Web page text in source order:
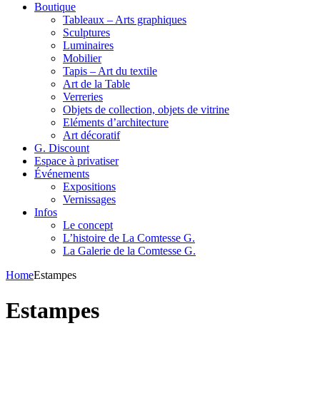
Boutique
Tableaux – Arts graphiques
Sculptures
Luminaires
Mobilier
Tapis – Art du textile
Art de la Table
Verreries
Objets de collection, objets de vitrine
Eléments d’architecture
Art décoratif
G. Discount
Espace à privatiser
Événements
Expositions
Vernissages
Infos
Le concept
L’histoire de La Comtesse G.
La Galerie de la Comtesse G.
HomeEstampes
Estampes